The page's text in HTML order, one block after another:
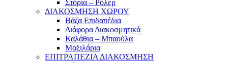
Στόρια – Ρόλερ
ΔΙΑΚΟΣΜΗΣΗ ΧΩΡΟΥ
Βάζα Επιδαπέδια
Διάφορα Διακοσμητικά
Καλάθια – Μπαούλα
Μαξιλάρια
ΕΠΙΤΡΑΠΕΖΙΑ ΔΙΑΚΟΣΜΗΣΗ